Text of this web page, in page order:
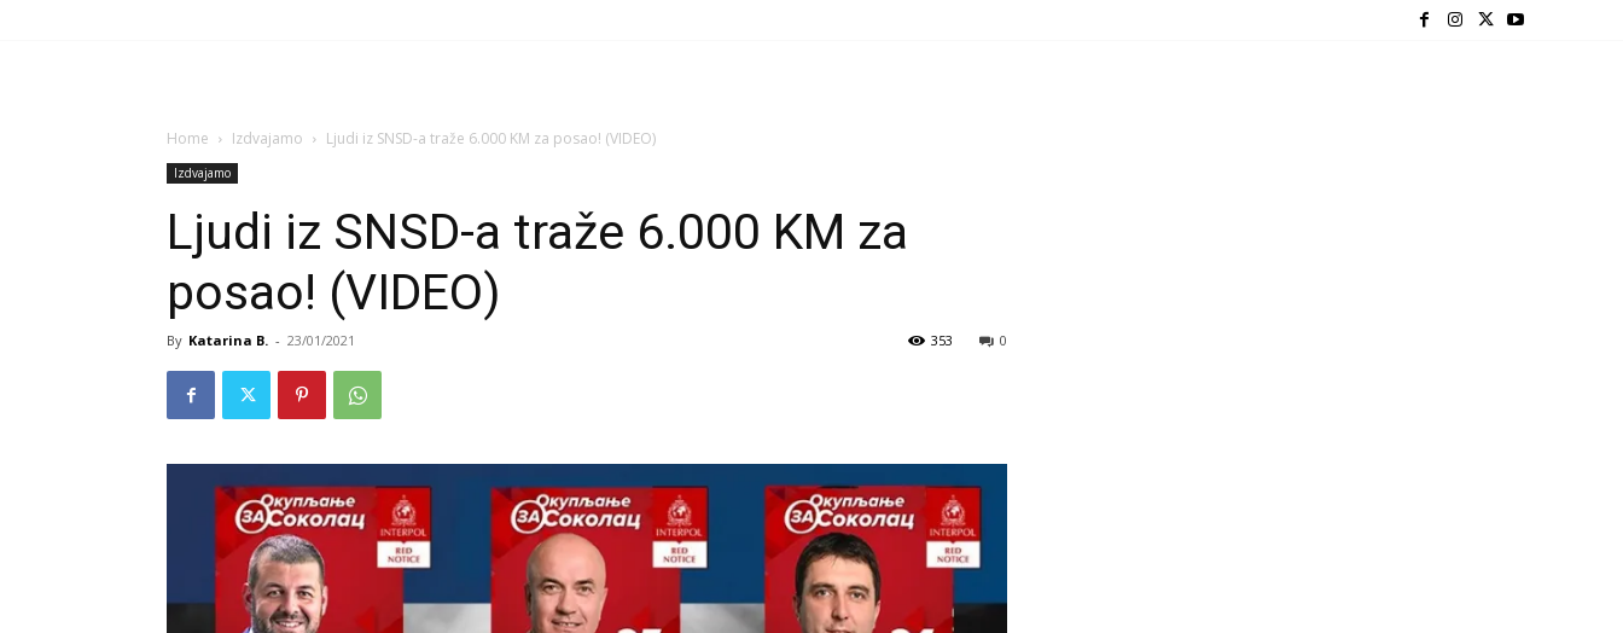
Home Izdvajamo Ljudi iz SNSD-a traže 6.000 KM za posao! (VIDEO)
Izdvajamo
Ljudi iz SNSD-a traže 6.000 KM za
posao! (VIDEO)
By Katarina B. - 23/01/2021 0
353